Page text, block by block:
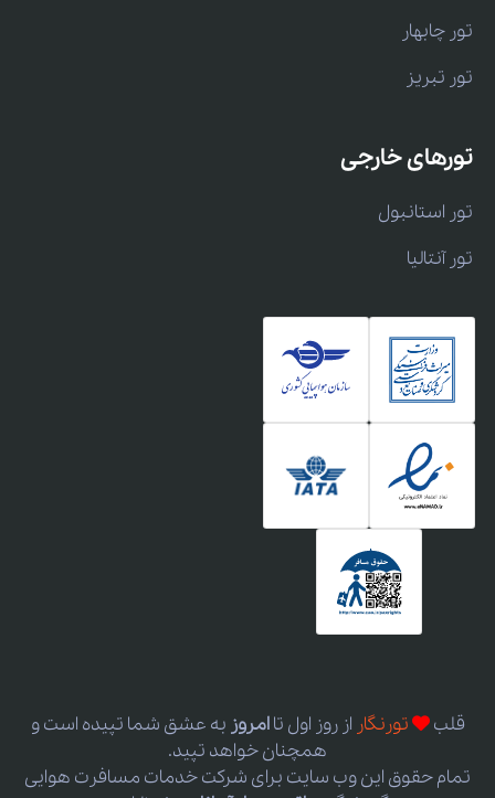
تور چابهار
تور تبریز
تورهای خارجی
تور استانبول
تور آنتالیا
قلب تورنگار از روز اول تاامروز به عشق شما تپیده است و
همچنان خواهد تپید.
تمام حقوق این وب سایت برای شرکت خدمات مسافرت هوایی